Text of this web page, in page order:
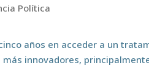
Política
años en acceder a un
innovadores,